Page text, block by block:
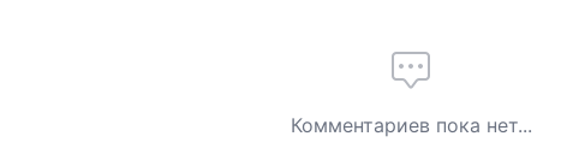
Комментариев пока нет...